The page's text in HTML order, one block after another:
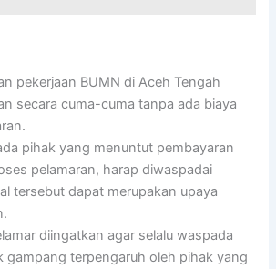
pekerjaan BUMN di Aceh Tengah
secara cuma-cuma tanpa ada biaya
pihak yang menuntut pembayaran
pelamaran, harap diwaspadai
tersebut dapat merupakan upaya
diingatkan agar selalu waspada
gampang terpengaruh oleh pihak yang